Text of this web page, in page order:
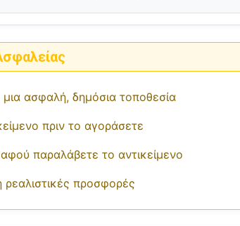
μια ασφαλή, δημόσια τοποθεσία
πριν το αγοράσετε
παραλάβετε το αντικείμενο
προσφορές